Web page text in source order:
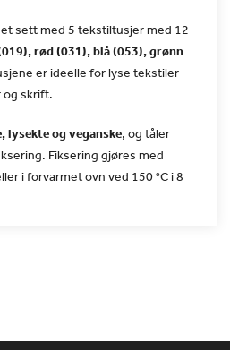
sett med 5 tekstiltusjer med 12
rød (031), blå (053), grønn
er ideelle for lyse tekstiler
og skrift.
lysekte og veganske, og tåler
Fiksering gjøres med
i forvarmet ovn ved 150 °C i 8